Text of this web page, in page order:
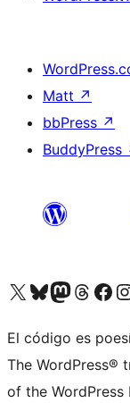
Matt ↗
bbPress ↗
BuddyPress
Visita nuestra cuenta de X (anteriormente Twitter)
Visita nuestra cuenta de Bluesky
Visita nuestra cuenta de
Visita nuestra cuenta
Visita
El código es
The WordPress®
of the WordPress